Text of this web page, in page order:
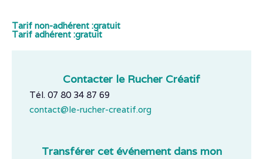
Tarif non-adhérent :gratuit
Tarif adhérent :gratuit
Contacter le Rucher Créatif
Tél. 07 80 34 87 69
contact@le-rucher-creatif.org
Transférer cet événement dans mon